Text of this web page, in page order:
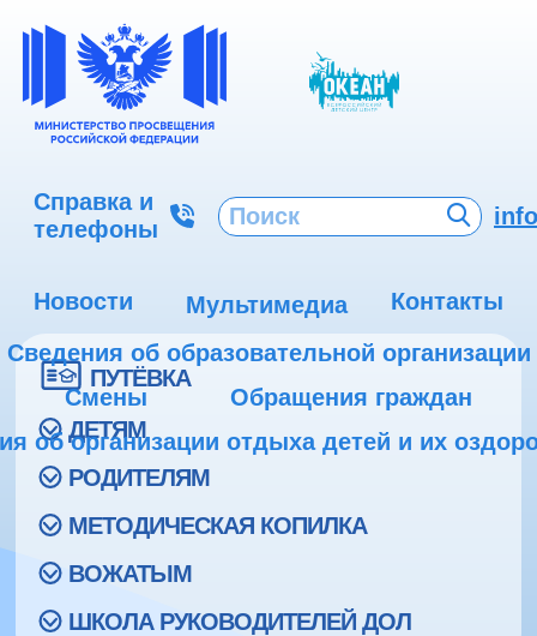
Справка и
телефоны
Новости Мультимедиа
Контакты
Сведения об образовательной организации
Смены
Обращения граждан
об организации отдыха детей и их
ПУТЁВКА
ДЕТЯМ
РОДИТЕЛЯМ
МЕТОДИЧЕСКАЯ КОПИЛКА
ВОЖАТЫМ
ШКОЛА РУКОВОДИТЕЛЕЙ ДОЛ